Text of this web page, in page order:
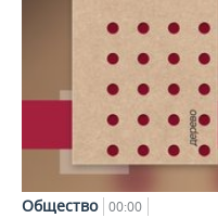
Общество 00:00